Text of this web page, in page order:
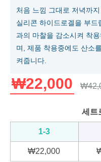
처음 느낌 그대로 저녁까
실리콘 하이드로겔을 부
과의 마찰을 감소시켜 착
며, 제품 착용중에도 산소
켜줍니다.
₩22,000 ₩
세트
1-3
₩22,000